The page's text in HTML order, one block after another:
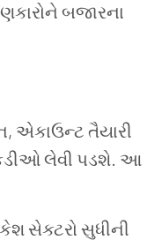
બજારના
એકાઉન્ટ તૈયારી
લેવી પડશે. આ
સેક્ટરો સુધીની